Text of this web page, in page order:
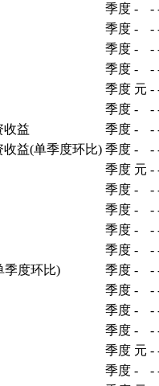
季度 - -
季度 - -
季度 - -
季度 - -
季度 元 -
季度 - -
收益
季度 - -
益(单季度环比) 季度 - -
季度 元 -
季度 - -
季度 - -
季度 - -
季度 - -
季度环比)
季度 - -
季度 - -
季度 - -
季度 - -
季度 元 -
季度 - -